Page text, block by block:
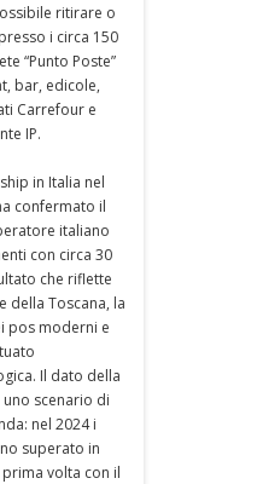
ritirare o
i circa 150
“Punto Poste”
bar, edicole,
Carrefour e
IP.
in Italia nel
confermato il
italiano
con circa 30
che riflette
della Toscana, la
pos moderni e
Il dato della
uno scenario di
nel 2024 i
superato in
volta con il